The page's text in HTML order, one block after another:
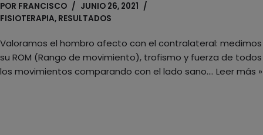
POR FRANCISCO
JUNIO 26, 2021
FISIOTERAPIA, RESULTADOS
Valoramos el hombro afecto con el contralateral: medimos
su ROM (Rango de movimiento), trofismo y fuerza de todos
los movimientos comparando con el lado sano.… Leer más »